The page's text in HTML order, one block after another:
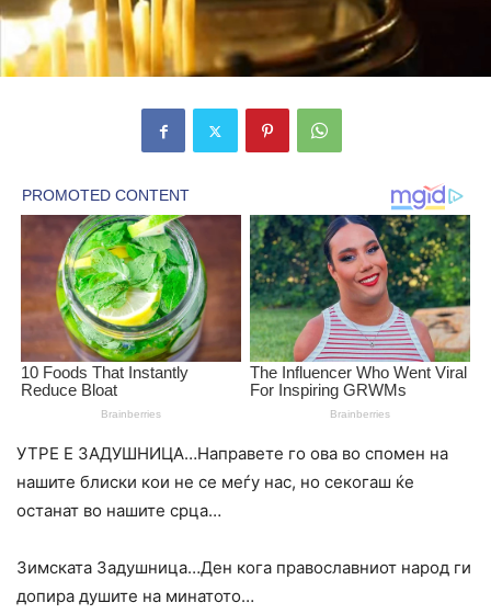
УТРЕ Е ЗАДУШНИЦА…Направете го ова во спомен на
нашите блиски кои не се меѓу нас, но секогаш ќе
останат во нашите срца…
Зимската Задушница…Ден кога православниот народ ги
допира душите на минатото…